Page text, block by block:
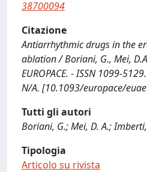
38700094
Citazione
Antiarrhythmic drugs in the
ablation / Boriani, G., Mei,
EUROPACE. - ISSN 1099-
N/A. [10.1093/europace/
Tutti gli autori
Boriani, G.; Mei, D. A.; Imberti,
Tipologia
Articolo su rivista